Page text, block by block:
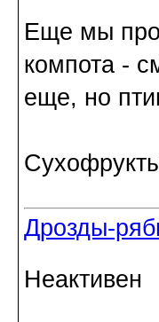
Еще мы
компота -
еще, но
Дрозды-
Неактивен